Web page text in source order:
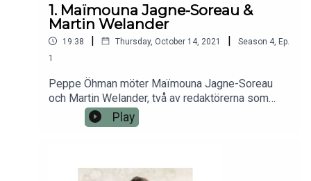
1. Maïmouna Jagne-Soreau &
Martin Welander
19:38 | Thursday, October 14, 2021 | Season 4, Ep.
1
Peppe Öhman möter Maïmouna Jagne-Soreau
och Martin Welander, två av redaktörerna som
sammanställt Bländad av död och kärlek – 130 år
finlandssvensk poesi.
Play